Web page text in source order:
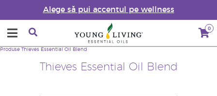
Alege să pui accentul pe wellness
0
Thieves Essential Oil Blend
Produse Thieves Essential Oil Blend